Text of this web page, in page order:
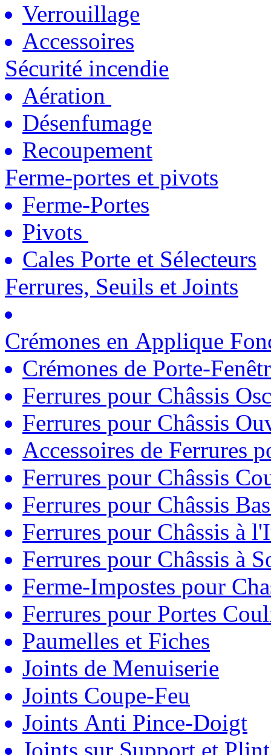
Verrouillage
Accessoires
Sécurité incendie
Aération
Désenfumage
Recoupement
Ferme-portes et pivots
Ferme-Portes
Pivots
Cales Porte et Sélecteurs
Ferrures, Seuils et Joints
Crémones en Applique
Crémones de Porte-
Ferrures pour Châssis
Ferrures pour Châssis
Accessoires de Ferrures
Ferrures pour Châssis
Ferrures pour Châssis
Ferrures pour Châssis à
Ferrures pour Châssis à
Ferme-Impostes pour
Ferrures pour Portes
Paumelles et Fiches
Joints de Menuiserie
Joints Coupe-Feu
Joints Anti Pince-Doigt